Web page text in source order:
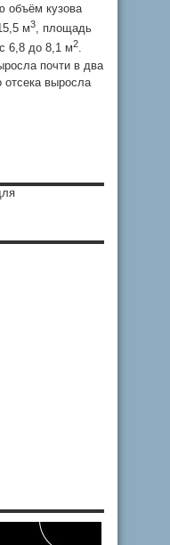
объём кузова
м3, площадь
6,8 до 8,1 м2.
почти в два
отсека выросла